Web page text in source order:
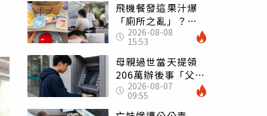
飛機餐發這果汁爆
「廁所之亂」？乘
客崩潰：差點丟大
臉 醫揭3類人別亂
喝
2026-08-08
15:53
母親過世當天提領
206萬辦後事「父子
遭判刑」 律師：
搶錢先下手是罪
2026-08-07
09:55